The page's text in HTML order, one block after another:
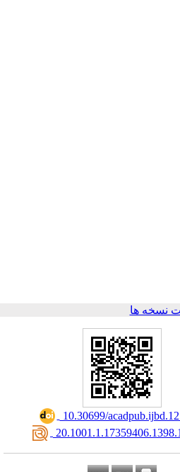
نسخه ها
10.30699/